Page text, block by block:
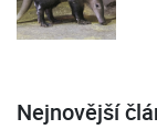
Nejnovější